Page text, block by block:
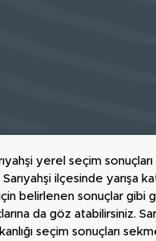
yerel seçim
ilçesinde yarışa
belirlenen sonuçlar gibi
da göz atabilirsiniz.
seçim sonuçları